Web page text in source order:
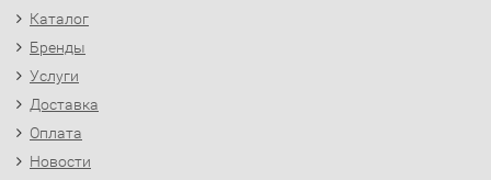
Каталог
Бренды
Услуги
Доставка
Оплата
Новости